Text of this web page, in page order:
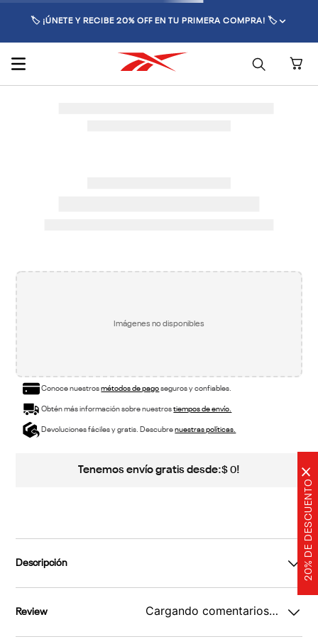
20% DE DESCUENTO
×
🏷️ ¡ÚNETE Y RECIBE 20% OFF EN TU PRIMERA COMPRA! 🏷️
Imágenes no disponibles
Conoce nuestrosmétodos de pagoseguros y confiables.
Obtén más información sobre nuestrostiempos de envío.
Devoluciones fáciles y gratis. Descubrenuestras políticas.
Tenemos envío gratis desde:$ 0!
Descripción
Review Cargando comentarios…